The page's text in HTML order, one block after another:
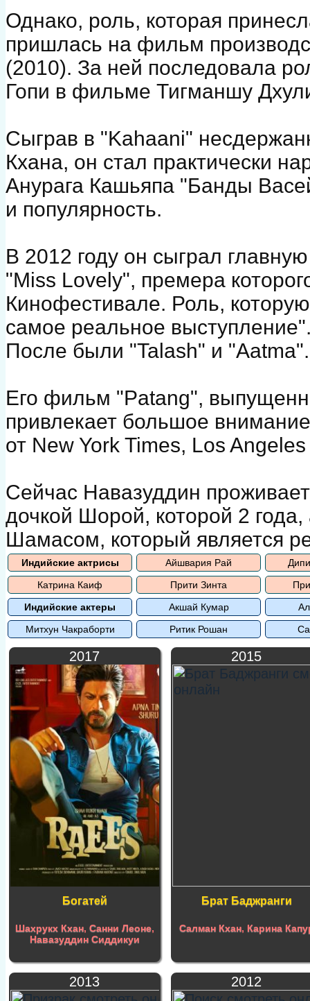
Однако, роль, которая
пришлась на фильм
(2010). За ней последовала
Гопи в фильме Тигманшу
Сыграв в "Kahaani"
Кхана, он стал практически
Анурага Кашьяпа "Банды
и популярность.
В 2012 году он сыграл
"Miss Lovely", премера
Кинофестивале. Роль,
самое реальное
После были "Talash" и "Aatma".
Его фильм "Patang",
привлекает большое
от New York Times, Los
Сейчас Навазуддин
дочкой Шорой, которой 2
Шамасом, который является
Индийские актрисы Айшвария Рай
Катрина Каиф
Прити Зинта
Индийские актеры
Акшай Кумар
Митхун Чакраборти
Ритик Рошан
2017
Богатей
Шахрукх Кхан, Санни Леоне,
Навазуддин Сиддикуи
2015
Брат Баджранги
Салман Кхан, Карина
2013 2012